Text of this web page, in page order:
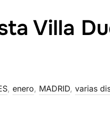
Villa
, enero, MADRID, varias